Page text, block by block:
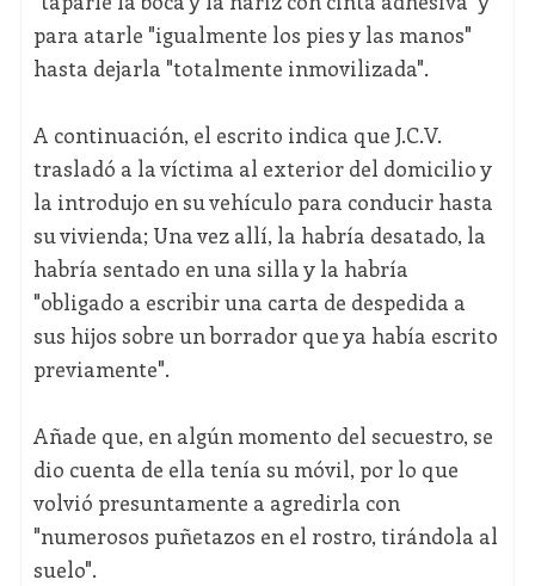
para atarle "igualmente los pies y las manos"
hasta dejarla "totalmente inmovilizada".
A continuación, el escrito indica que J.C.V.
trasladó a la víctima al exterior del domicilio y
la introdujo en su vehículo para conducir hasta
su vivienda; Una vez allí, la habría desatado, la
habría sentado en una silla y la habría
"obligado a escribir una carta de despedida a
sus hijos sobre un borrador que ya había escrito
previamente".
Añade que, en algún momento del secuestro, se
dio cuenta de ella tenía su móvil, por lo que
volvió presuntamente a agredirla con
"numerosos puñetazos en el rostro, tirándola al
suelo".